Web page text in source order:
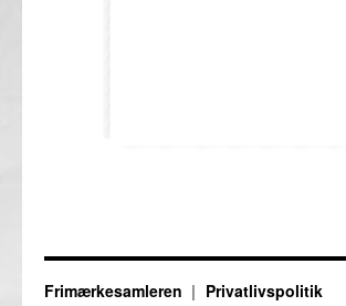
Frimærkesamleren Privatlivspolitik